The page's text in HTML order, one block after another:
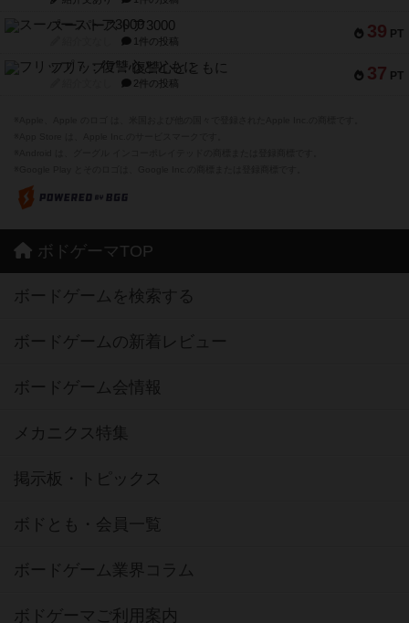
39 PT
スーパーストア3000
1件の投稿
37 PT
フリップ７：復讐心とともに
2件の投稿
ボドゲーマTOP
ボードゲームを検索する
ボードゲームの新着レビュー
ボードゲーム会情報
メカニクス特集
掲示板・トピックス
ボドとも・会員一覧
ボードゲーム業界コラム
ボドゲーマご利用案内